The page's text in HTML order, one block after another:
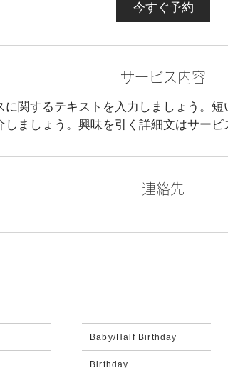
0
今すぐ予約
サービス内容
に関するテキストを入力しましょう。
しましょう。興味を引く詳細文はサービ
連絡先
Baby/Half Birthday
Birthday